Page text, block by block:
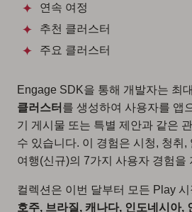
연속 여정
추천 클러스터
주요 클러스터
Engage SDK을 통해 개발자는 최대
클러스터 를 생성하여 사용자를 앱
기 게시물 또는 특별 제안과 같은
수 있습니다. 이 경험은 시청, 청취,
여행(신규)의 7가지 사용자 경험을
컬렉션은 이번 달부터 모든 Play
호주, 브라질, 캐나다, 인도네시아,